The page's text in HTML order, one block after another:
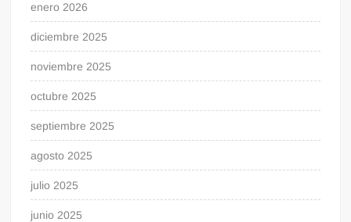
enero 2026
diciembre 2025
noviembre 2025
octubre 2025
septiembre 2025
agosto 2025
julio 2025
junio 2025